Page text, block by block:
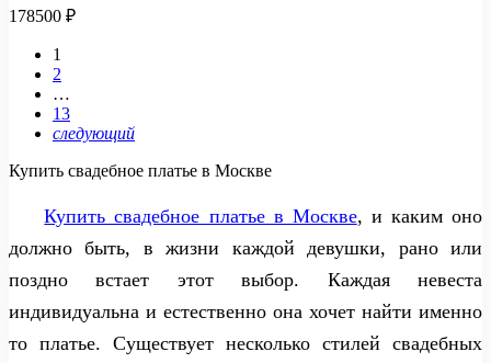
178500 ₽
1
2
…
13
следующий
Купить свадебное платье в Москве
Купить свадебное платье в Москве, и каким оно
должно быть, в жизни каждой девушки, рано или
поздно встает этот выбор. Каждая невеста
индивидуальна и естественно она хочет найти именно
то платье. Существует несколько стилей свадебных